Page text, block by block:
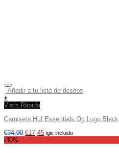
Añadir a tu lista de deseos
+
Vista Rápida
Camiseta Huf Essentials Og Logo Black
€34,90 €17,45 igic incluido
-30%